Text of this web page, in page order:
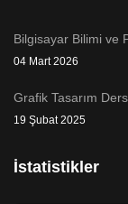
Bilgisayar Bilimi ve
04 Mart 2026
Grafik Tasarım
19 Şubat 2025
İstatistikler